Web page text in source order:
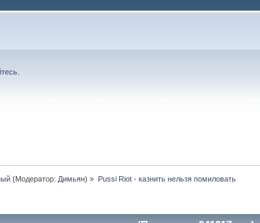
(Модератор: Димьян) » Pussi Riot - казнить нельзя помиловать